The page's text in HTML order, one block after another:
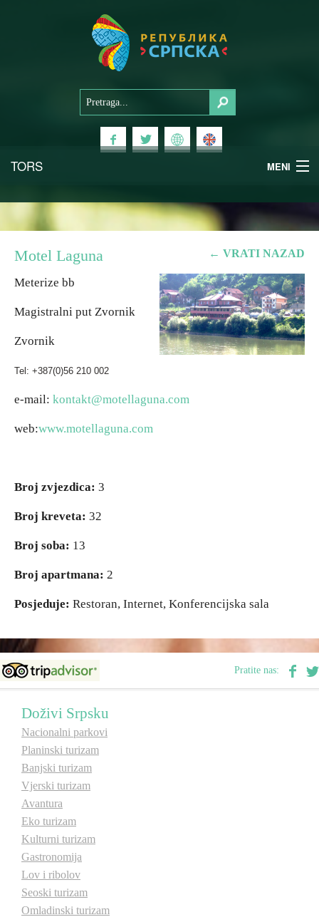
TORS MENI
Planinski turizam
Banjski turizam
Avantura
Eko turizam
Gastronomija
Lov i ribolov
Seoski turizam
Omladinski turizam
Destinacije
Spisak destinacija
Mapa destinacija
Manifestacije
Smještaj
Multimedija
Foto
← VRATI NAZAD
Motel Laguna
Meterize bb
Magistralni put Zvornik
Zvornik
Tel: +387(0)56 210 002
e-mail: kontakt@motellaguna.com
web:www.motellaguna.com
Broj zvjezdica: 3
Broj kreveta: 32
Broj soba: 13
Broj apartmana: 2
Posjeduje: Restoran, Internet, Konferencijska sala
Pratite nas:
Doživi Srpsku
Nacionalni parkovi
Planinski turizam
Banjski turizam
Vjerski turizam
Avantura
Eko turizam
Kulturni turizam
Gastronomija
Lov i ribolov
Seoski turizam
Omladinski turizam